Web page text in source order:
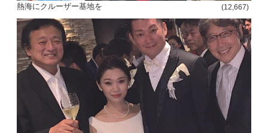
熱海にクルーザー基地を (12,667)